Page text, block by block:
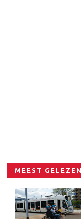
MEEST GELEZEN